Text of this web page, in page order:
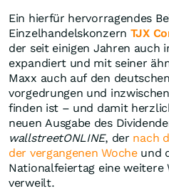
Ein hierfür hervorragendes
Einzelhandelskonzern TJX
der seit einigen Jahren auch
expandiert und mit seiner
Maxx auch auf den
vorgedrungen und
finden ist – und damit
neuen Ausgabe des
wallstreetONLINE, der nach
der vergangenen Wocheund
Nationalfeiertag eine weitere
verweilt.